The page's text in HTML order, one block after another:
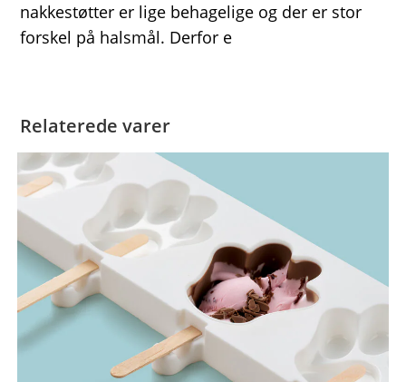
nakkestøtter er lige behagelige og der er stor
forskel på halsmål. Derfor e
Relaterede varer